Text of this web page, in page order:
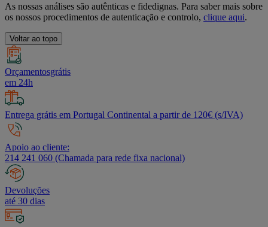
As nossas análises são autênticas e fidedignas. Para saber mais sobre
os nossos procedimentos de autenticação e controlo, clique aqui.
Voltar ao topo
Orçamentosgrátis
em 24h
Entrega grátis em Portugal Continental a partir de 120€ (s/IVA)
Apoio ao cliente:
214 241 060 (Chamada para rede fixa nacional)
Devoluções
até 30 dias